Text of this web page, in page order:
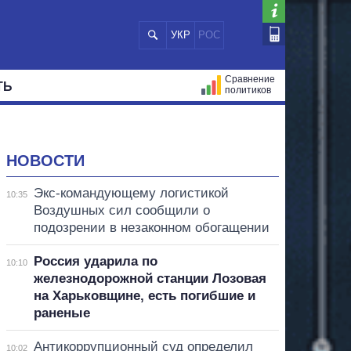
УКР РОС
Сравнение
политиков
НОВОСТИ
10:35
Экс-командующему логистикой
Воздушных сил сообщили о
подозрении в незаконном обогащении
10:10
Россия ударила по
железнодорожной станции Лозовая
на Харьковщине, есть погибшие и
раненые
10:02
Антикоррупционный суд определил